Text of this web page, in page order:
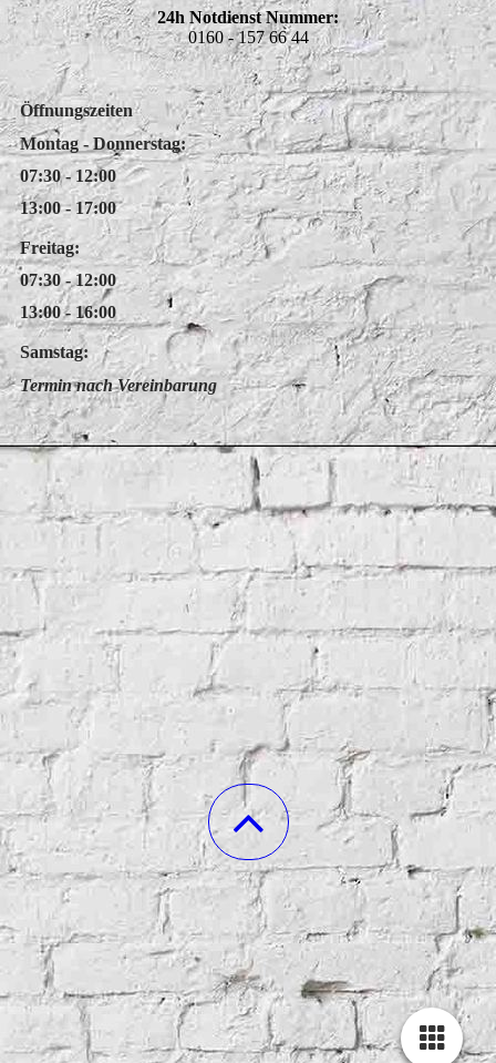
24h Notdienst Nummer:
0160 - 157 66 44
Öffnungszeiten
Montag - Donnerstag:
07:30 - 12:00
13:00 - 17:00
Freitag:
07:30 - 12:00
13:00 - 16:00
Samstag:
Termin nach Vereinbarung